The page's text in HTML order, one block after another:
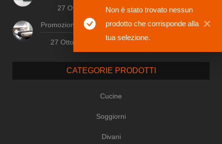
Non è stato trovato nessun
prodotto che corrisponde alla
tua selezione.
27 Ottobre 2020
Promozione letti Fimar
27 Ottobre 2020
CATEGORIE PRODOTTI
Cucine
Soggiorni
Divani